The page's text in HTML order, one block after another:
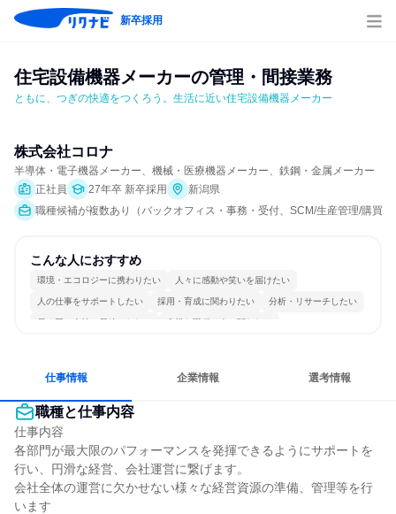
新卒採用
住宅設備機器メーカーの管理・間接業務
ともに、つぎの快適をつくろう。生活に近い住宅設備機器メーカー
株式会社コロナ
半導体・電子機器メーカー、機械・医療機器メーカー、鉄鋼・金属メーカー
正社員
27年卒 新卒採用
新潟県
職種候補が複数あり（バックオフィス・事務・受付、SCM/生産管理/購買/
こんな人におすすめ
環境・エコロジーに携わりたい 人々に感動や笑いを届けたい
人の仕事をサポートしたい 採用・育成に関わりたい 分析・リサーチしたい
長く同じ会社に居続けられる 多様な職種の人と関われる
仕事情報 企業情報 選考情報
職種と仕事内容
仕事内容
各部門が最大限のパフォーマンスを発揮できるようにサポートを
行い、円滑な経営、会社運営に繋げます。
会社全体の運営に欠かせない様々な経営資源の準備、管理等を行
います